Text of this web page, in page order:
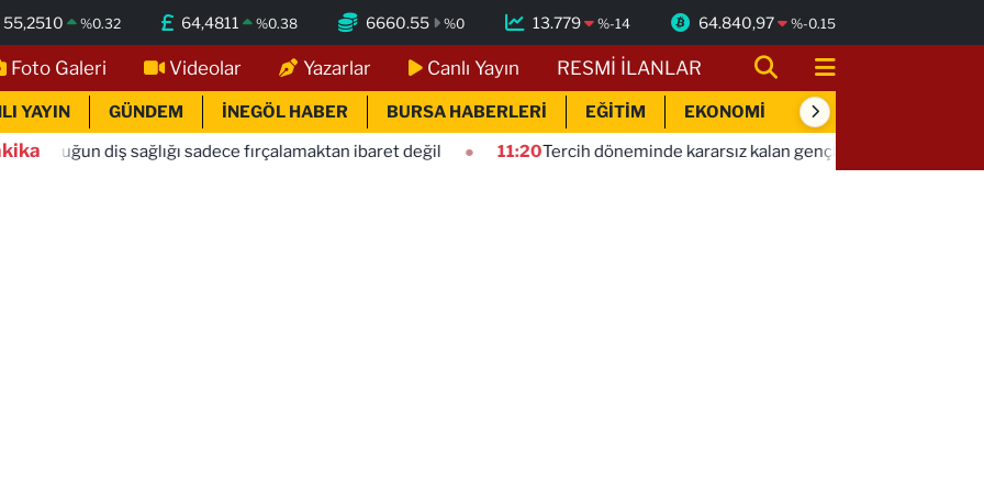
55,2510 %0.32 64,4811 %0.38 6660.55 %0 13.779 %-14 64.840,97 %-0.15
Foto Galeri Videolar Yazarlar Canlı Yayın RESMİ İLANLAR
YAYIN GÜNDEM İNEGÖL HABER BURSA HABERLERİ EĞİTİM EKONOMİ SİYASET
sadece fırçalamaktan ibaret değil 11:20Tercih döneminde kararsız kalan gençlere bilimsel yol haritası... Halen